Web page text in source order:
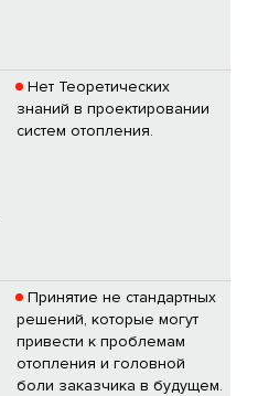
Нет Теоретических
знаний в проектировании
систем отопления.
Принятие не стандартных
решений, которые могут
привести к проблемам
отопления и головной
боли заказчика в будущем.